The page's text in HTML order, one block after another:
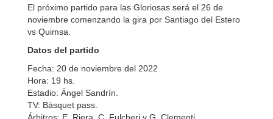
El próximo partido para las Gloriosas será el 26 de
noviembre comenzando la gira por Santiago del Estero
vs Quimsa.
Datos del partido
Fecha: 20 de noviembre del 2022
Hora: 19 hs.
Estadio: Ángel Sandrín.
TV: Básquet pass.